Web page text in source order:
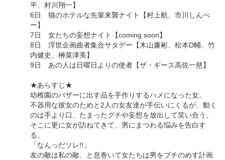
平、村川翔一】
6日 猫のホテルな先輩来襲ナイト【村上航、市川しんぺ
ー】
7日 女たちの妄想ナイト【coming soon】
8日 浮世企画曲者集合サタデー【木山廉彬、松本D輔、竹
内健史、榊菜津美】
9日 あの人は日曜日よりの使者【ザ・ギース高佐一慈】
★あらすじ★
幼稚園のバザーに出す品を手作りするハメになった女。
不器用な彼女のためと2人の女友達が手伝いにくるが、動く
のは手より口、たまったグチや妄想を放出して笑い合う。
そこに更に女が訪ねてきて、男にまつわる悩みを告白す
る。
「なんっだソレ!!」
友の敵は私の敵、と息巻いて女たちは男をブチのめす計画